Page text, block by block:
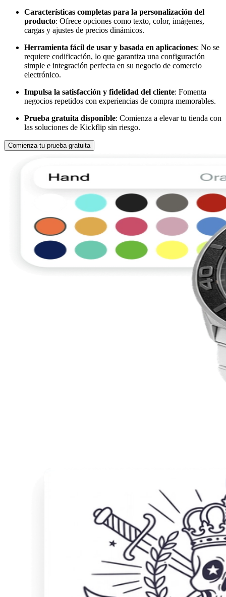
Características completas para la personalización del
producto: Ofrece opciones como texto, color, imágenes,
cargas y ajustes de precios dinámicos.
Herramienta fácil de usar y basada en aplicaciones: No se
requiere codificación, lo que garantiza una configuración
simple e integración perfecta en su negocio de comercio
electrónico.
Impulsa la satisfacción y fidelidad del cliente: Fomenta
negocios repetidos con experiencias de compra memorables.
Prueba gratuita disponible: Comienza a elevar tu tienda con
las soluciones de Kickflip sin riesgo.
Comienza tu prueba gratuita